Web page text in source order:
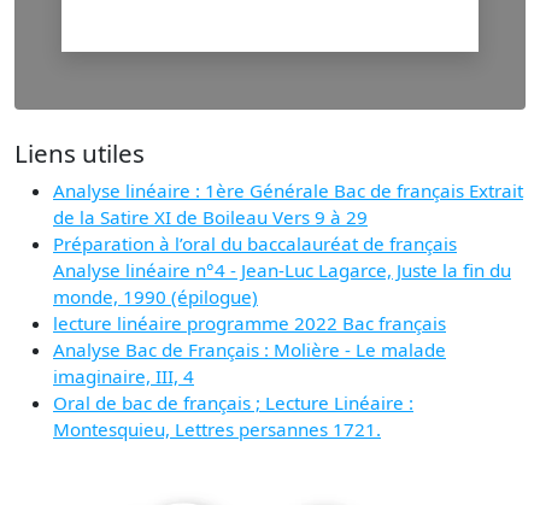
Liens utiles
Analyse linéaire : 1ère Générale Bac de français Extrait
de la Satire XI de Boileau Vers 9 à 29
Préparation à l’oral du baccalauréat de français
Analyse linéaire n°4 - Jean-Luc Lagarce, Juste la fin du
monde, 1990 (épilogue)
lecture linéaire programme 2022 Bac français
Analyse Bac de Français : Molière - Le malade
imaginaire, III, 4
Oral de bac de français ; Lecture Linéaire :
Montesquieu, Lettres persannes 1721.